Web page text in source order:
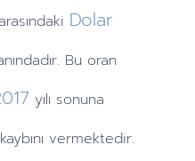
arasındaki Dolar
Bu oran
yılı sonuna
vermektedir.